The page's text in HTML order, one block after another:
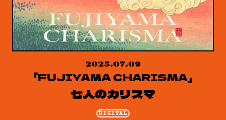
2025.07.09
「FUJIYAMA CHARISMA」
七人のカリスマ
DIGITAL